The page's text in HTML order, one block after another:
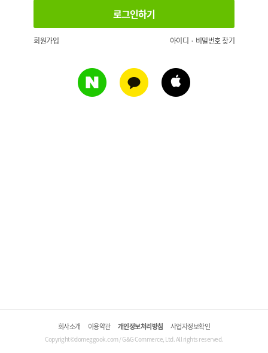
회원가입 아이디 · 비밀번호 찾기
회사소개 이용약관 개인정보처리방침 사업자정보확인
Copyright©domeggook.com / G&G Commerce, Ltd. All rights reserved.